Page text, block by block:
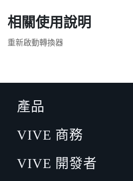
相關使用說明
重新啟動轉換器
產品
VIVE 商務
VIVE 開發者